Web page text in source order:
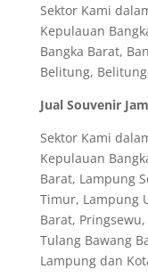
Sektor Kami
Kepulauan
Bangka Barat,
Belitung,
Jual Souvenir
Sektor Kami
Kepulauan
Barat, Lampung
Timur, Lampung
Barat,
Tulang Bawang
Lampung dan